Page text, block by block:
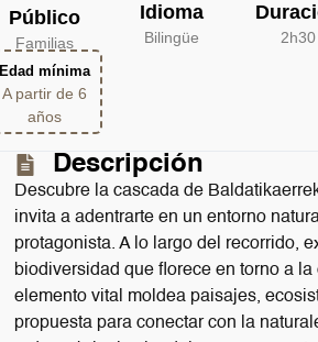
Público
Familias
Edad mínima
A partir de 6
años
Idioma
Bilingüe 2h30
Descripción
Descubre la cascada de
invita a adentrarte en un entorno
protagonista. A lo largo del recorrido,
biodiversidad que florece en torno a
elemento vital moldea paisajes,
propuesta para conectar con la